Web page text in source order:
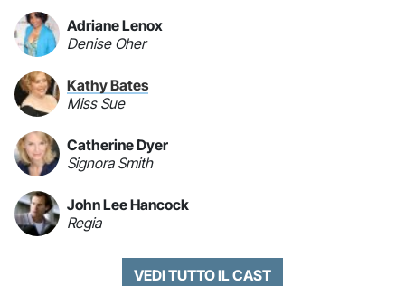
Adriane Lenox
Denise Oher
Kathy Bates
Miss Sue
Catherine Dyer
Signora Smith
John Lee Hancock
Regia
VEDI TUTTO IL CAST